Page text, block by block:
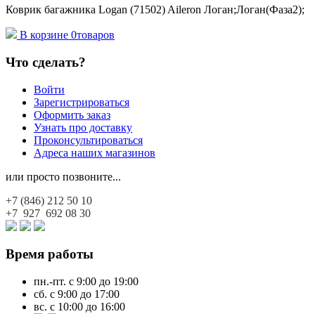
Коврик багажника Logan (71502) Aileron Логан;Логан(Фаза2);
В корзине 0товаров
Что сделать?
Войти
Зарегистрироваться
Оформить заказ
Узнать про доставку
Проконсультироваться
Адреса наших магазинов
или просто позвоните...
+7 (846) 212 50 10
+7 927 692 08 30
Время работы
пн.-пт. с 9:00 до 19:00
сб. с 9:00 до 17:00
вс. с 10:00 до 16:00